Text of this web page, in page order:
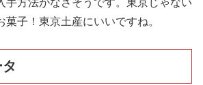
手方法がなさそうです。東京じゃない
菓子！東京土産にいいですね。